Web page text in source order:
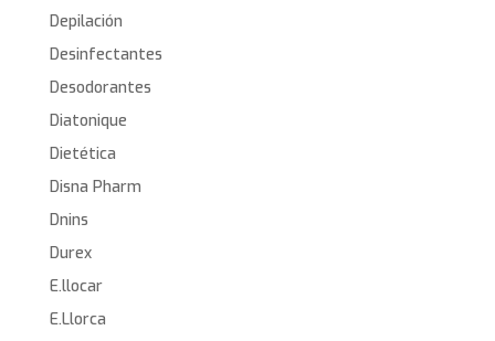
Depilación
Desinfectantes
Desodorantes
Diatonique
Dietética
Disna Pharm
Dnins
Durex
E.llocar
E.Llorca